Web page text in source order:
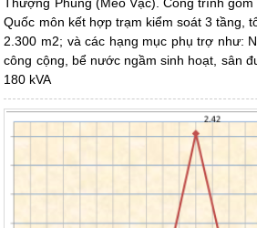
Quốc môn kết hợp trạm kiểm soát 3 tầng,
2.300 m2; và các hạng mục phụ trợ như:
công cộng, bể nước ngầm sinh hoạt, sân
180 kVA